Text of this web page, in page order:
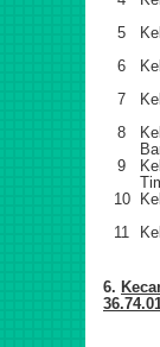
5
6
7
8
9
10
11
6.